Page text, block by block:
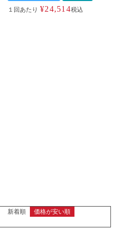
１回あたり ¥24,514税込
新着順
価格が安い順